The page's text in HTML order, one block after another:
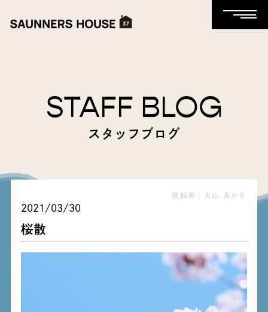
STAFF BLOG
スタッフブログ
投稿者：大山 あかり
2021/03/30
桜散